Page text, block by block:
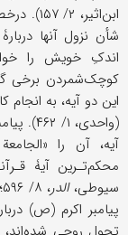
شأن نزول آنها
اندکِ خویش را
کوچک‌شمردن برخی
این دو آیه، به
آیه، آن را
سیوطی،الدر
پیامبر اکرم (ص)